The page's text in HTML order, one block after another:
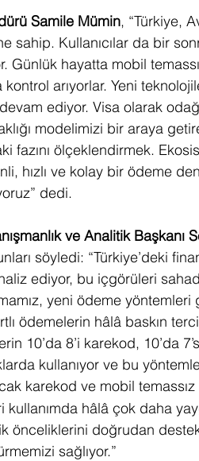
Samile Mümin, “Türkiye,
sahip. Kullanıcılar da bir
Günlük hayatta mobil
kontrol arıyorlar. Yeni
ediyor. Visa olarak
modelimizi bir araya
fazını ölçeklendirmek.
hızlı ve kolay bir ödeme
dedi.
ve Analitik Başkanı
söyledi: “Türkiye’deki
ediyor, bu içgörüleri
yeni ödeme
ödemelerin hâlâ baskın
10’da 8’i karekod, 10’da
kullanıyor ve bu
karekod ve mobil
kullanımda hâlâ çok daha
önceliklerini doğrudan
sağlıyor.”